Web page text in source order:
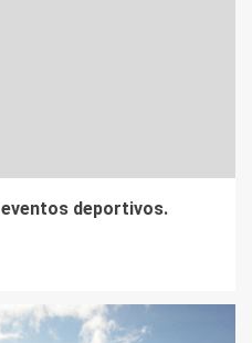
deportivos.